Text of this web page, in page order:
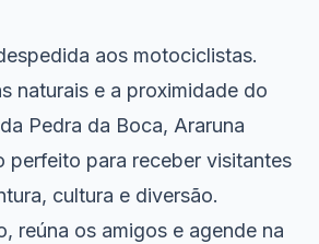
aos motociclistas.
naturais e a proximidade do
Pedra da Boca, Araruna
perfeito para receber visitantes
cultura e diversão.
reúna os amigos e agende na